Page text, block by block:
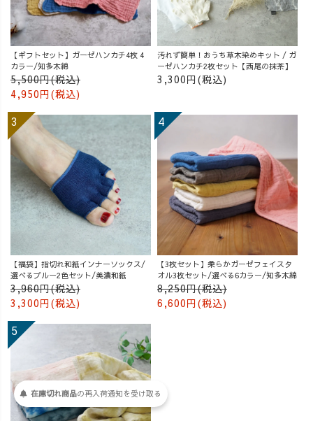
【ギフトセット】ガーゼハンカチ4枚 4
カラー/知多木綿
5,500円(税込)
4,950円(税込)
汚れず簡単！おうち草木染めキット / ガ
ーゼハンカチ2枚セット【西尾の抹茶】
3,300円(税込)
【福袋】指切れ和紙インナーソックス/
選べるブルー2色セット/美濃和紙
3,960円(税込)
3,300円(税込)
【3枚セット】柔らかガーゼフェイスタ
オル3枚セット/選べる6カラー/知多木綿
8,250円(税込)
6,600円(税込)
在庫切れ商品の再入荷通知を受け取る